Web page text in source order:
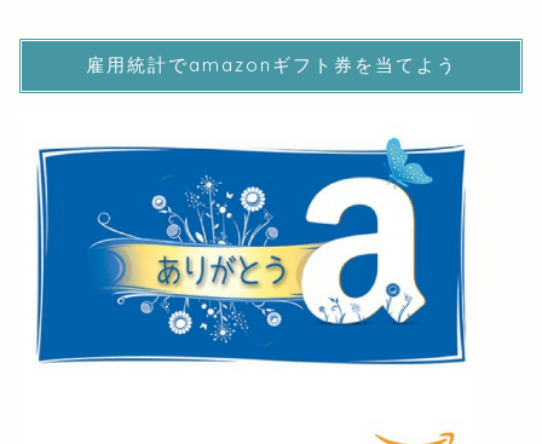
雇用統計でamazonギフト券を当てよう